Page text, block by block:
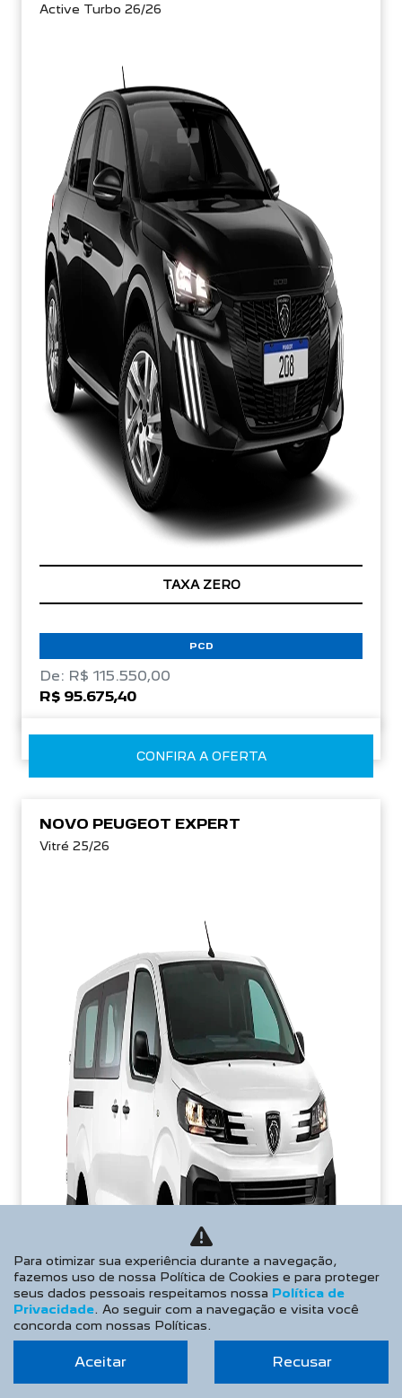
Active Turbo 26/26
TAXA ZERO
PCD
De: R$ 115.550,00
R$ 95.675,40
CONFIRA A OFERTA
NOVO PEUGEOT EXPERT
Vitré 25/26
Para otimizar sua experiência durante a navegação,
fazemos uso de nossa Política de Cookies e para proteger
seus dados pessoais respeitamos nossa Política de
Privacidade. Ao seguir com a navegação e visita você
concorda com nossas Políticas.
Aceitar Recusar